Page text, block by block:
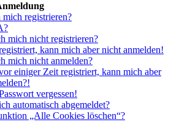
registrieren?
mich nicht registrieren?
kann mich aber nicht anmelden!
mich nicht anmelden?
einiger Zeit registriert, kann mich aber
vergessen!
automatisch abgemeldet?
„Alle Cookies löschen“?